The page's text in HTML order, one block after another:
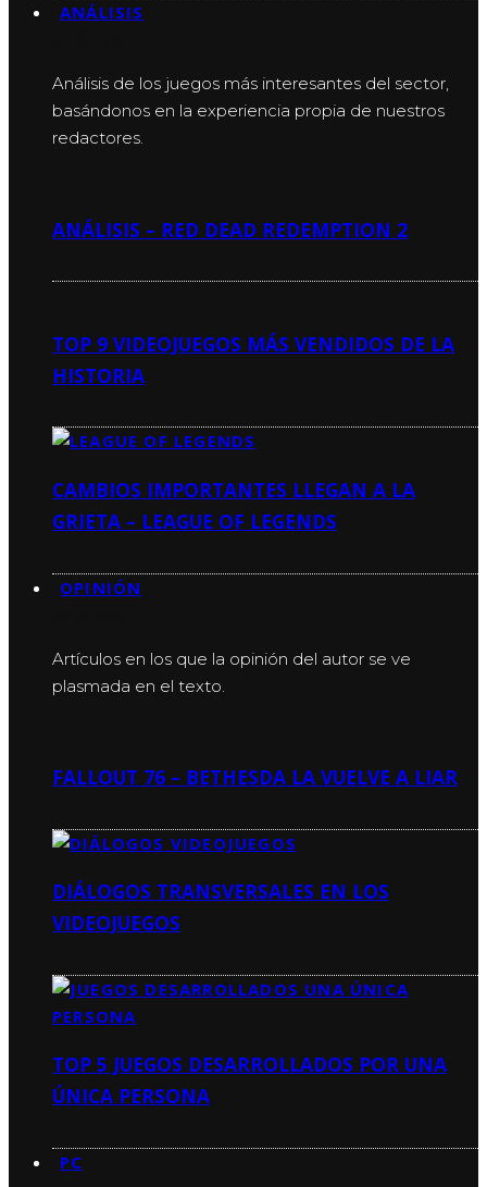
ANÁLISIS
Análisis de los juegos más interesantes del sector,
basándonos en la experiencia propia de nuestros
redactores.
ANÁLISIS – RED DEAD REDEMPTION 2
TOP 9 VIDEOJUEGOS MÁS VENDIDOS DE LA
HISTORIA
CAMBIOS IMPORTANTES LLEGAN A LA
GRIETA – LEAGUE OF LEGENDS
OPINIÓN
Artículos en los que la opinión del autor se ve
plasmada en el texto.
FALLOUT 76 – BETHESDA LA VUELVE A LIAR
DIÁLOGOS TRANSVERSALES EN LOS
VIDEOJUEGOS
TOP 5 JUEGOS DESARROLLADOS POR UNA
ÚNICA PERSONA
PC